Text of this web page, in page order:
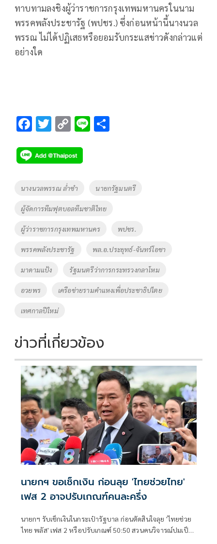
ทาบทามลงชิงผู้ว่าราชการกรุงเทพมหานครในนาม
พรรคพลังประชารัฐ (พปชร.) ซึ่งก่อนหน้านี้นางนวล
พรรณ ไม่ได้ปฏิเสธหรือยอมรับกระแสข่าวดังกล่าวแต่
อย่างใด
F
e
b
o
k
T
tt
er
C
p
y
Li
n
k
Li
Tags
นางนวลพรรณ ล่ำซำ นายกรัฐมนตรี
ผู้จัดการทีมฟุตบอลทีมชาติไทย
ผู้ว่าราชการกรุงเทพมหานคร พปชร.
พรรคพลังประชารัฐ พล.อ.ประยุทธ์-จันทร์โอชา
มาดามแป้ง รัฐมนตรีว่าการกระทรวงกลาโหม
อวยพร เครือข่ายรามคำแหงเพื่อประชาธิปไตย
เทศกาลปีใหม่
ข่าวที่เกี่ยวข้อง
นายกฯ ขอเช็กเงิน ก่อนลุย 'ไทยช่วยไทย'
เฟส 2 อาจปรับเกณฑ์คนละครึ่ง
นายกฯ รับเช็กเงินในกระเป๋ารัฐบาล ก่อนตัดสินใจลุย 'ไทยช่วย
ไทย พลัส' เฟส 2 หรือปรับเกณฑ์ 50:50 สวนคนวิจารณ์ปมเป็น